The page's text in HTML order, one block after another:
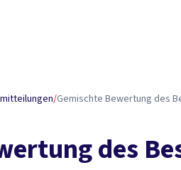
/Gemischte Bewertung des
des